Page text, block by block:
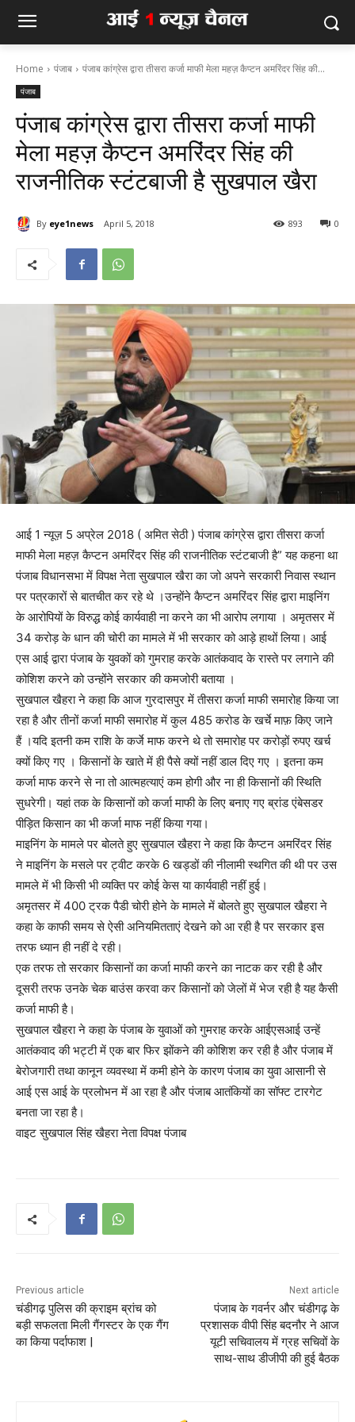
Home पंजाब पंजाब कांग्रेस द्वारा तीसरा कर्जा माफी मेला महज़ कैप्टन अमरिंदर सिंह की...
पंजाब
पंजाब कांग्रेस द्वारा तीसरा कर्जा माफी
मेला महज़ कैप्टन अमरिंदर सिंह की
राजनीतिक स्टंटबाजी है सुखपाल खैरा
By eye1news April 5, 2018 0
893
आई 1 न्यूज़ 5 अप्रेल 2018 ( अमित सेठी ) पंजाब कांग्रेस द्वारा तीसरा कर्जा
माफी मेला महज़ कैप्टन अमरिंदर सिंह की राजनीतिक स्टंटबाजी है” यह कहना था
पंजाब विधानसभा में विपक्ष नेता सुखपाल खैरा का जो अपने सरकारी निवास स्थान
पर पत्रकारों से बातचीत कर रहे थे ।उन्होंने कैप्टन अमरिंदर सिंह द्वारा माइनिंग
के आरोपियों के विरुद्ध कोई कार्यवाही ना करने का भी आरोप लगाया । अमृतसर में
34 करोड़ के धान की चोरी का मामले में भी सरकार को आड़े हाथों लिया। आई
एस आई द्वारा पंजाब के युवकों को गुमराह करके आतंकवाद के रास्ते पर लगाने की
कोशिश करने को उन्होंने सरकार की कमजोरी बताया ।
सुखपाल खैहरा ने कहा कि आज गुरदासपुर में तीसरा कर्जा माफी समारोह किया जा
रहा है और तीनों कर्जा माफी समारोह में कुल 485 करोड के खर्चे माफ़ किए जाने
हैं ।यदि इतनी कम राशि के कर्जे माफ करने थे तो समारोह पर करोड़ों रुपए खर्च
क्यों किए गए । किसानों के खाते में ही पैसे क्यों नहीं डाल दिए गए । इतना कम
कर्जा माफ करने से ना तो आत्महत्याएं कम होगी और ना ही किसानों की स्थिति
सुधरेगी। यहां तक के किसानों को कर्जा माफी के लिए बनाए गए ब्रांड एंबेसडर
पीड़ित किसान का भी कर्जा माफ नहीं किया गया।
माइनिंग के मामले पर बोलते हुए सुखपाल खैहरा ने कहा कि कैप्टन अमरिंदर सिंह
ने माइनिंग के मसले पर ट्वीट करके 6 खड्डों की नीलामी स्थगित की थी पर उस
मामले में भी किसी भी व्यक्ति पर कोई केस या कार्यवाही नहीं हुई।
अमृतसर में 400 ट्रक पैडी चोरी होने के मामले में बोलते हुए सुखपाल खैहरा ने
कहा के काफी समय से ऐसी अनियमितताएं देखने को आ रही है पर सरकार इस
तरफ ध्यान ही नहीं दे रही।
एक तरफ तो सरकार किसानों का कर्जा माफी करने का नाटक कर रही है और
दूसरी तरफ उनके चेक बाउंस करवा कर किसानों को जेलों में भेज रही है यह कैसी
कर्जा माफी है।
सुखपाल खैहरा ने कहा के पंजाब के युवाओं को गुमराह करके आईएसआई उन्हें
आतंकवाद की भट्टी में एक बार फिर झोंकने की कोशिश कर रही है और पंजाब में
बेरोजगारी तथा कानून व्यवस्था में कमी होने के कारण पंजाब का युवा आसानी से
आई एस आई के प्रलोभन में आ रहा है और पंजाब आतंकियों का सॉफ्ट टारगेट
बनता जा रहा है।
वाइट सुखपाल सिंह खैहरा नेता विपक्ष पंजाब
Previous article
चंडीगढ़ पुलिस की क्राइम ब्रांच को
बड़ी सफलता मिली गैंगस्टर के एक गैंग
का किया पर्दाफाश |
Next article
पंजाब के गवर्नर और चंडीगढ़ के
प्रशासक वीपी सिंह बदनौर ने आज
यूटी सचिवालय में ग्रह सचिवों के
साथ-साथ डीजीपी की हुई बैठक